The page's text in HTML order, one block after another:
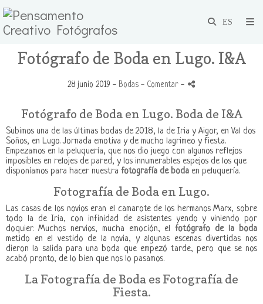
Fotógrafo de Boda en Lugo. I&A
28 junio 2019 - Bodas - Comentar -
Fotógrafo de Boda en Lugo. Boda de I&A
Subimos una de las últimas bodas de 2018, la de Iria y Aigor, en Val dos
Soños, en Lugo. Jornada emotiva y de mucho lagrimeo y fiesta.
Empezamos en la peluquería, que nos dio juego con algunos reflejos
imposibles en relojes de pared, y los innumerables espejos de los que
disponíamos para hacer nuestra fotografía de boda en peluquería.
Fotografía de Boda en Lugo.
Las casas de los novios eran el camarote de los hermanos Marx, sobre
todo la de Iria, con infinidad de asistentes yendo y viniendo por
doquier. Muchos nervios, mucha emoción, elfotógrafo de la boda
metido en el vestido de la novia, y algunas escenas divertidas nos
dieron la salida para una boda que empezó tarde, pero que se nos
acabó pronto, de lo bien que nos lo pasamos.
La Fotografía de Boda es Fotografía de
Fiesta.